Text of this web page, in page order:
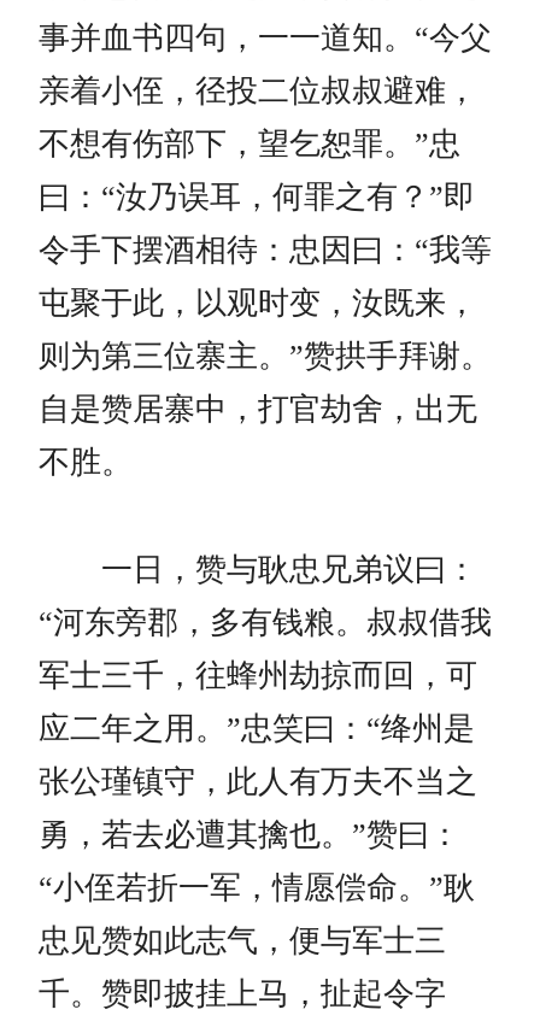
事并血书四句，一一道知。“今父
亲着小侄，径投二位叔叔避难，
不想有伤部下，望乞恕罪。”忠
曰：“汝乃误耳，何罪之有？”即
令手下摆酒相待：忠因曰：“我等
屯聚于此，以观时变，汝既来，
则为第三位寨主。”赞拱手拜谢。
自是赞居寨中，打官劫舍，出无
不胜。
一日，赞与耿忠兄弟议曰：
“河东旁郡，多有钱粮。叔叔借我
军士三千，往蜂州劫掠而回，可
应二年之用。”忠笑曰：“绛州是
张公瑾镇守，此人有万夫不当之
勇，若去必遭其擒也。”赞曰：
“小侄若折一军，情愿偿命。”耿
忠见赞如此志气，便与军士三
千。赞即披挂上马，扯起令字